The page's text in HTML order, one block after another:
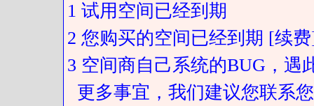
1 试用空间已经到期
2 您购买的空间已经到期 [续
3 空间商自己系统的BUG，遇
更多事宜，我们建议您联系